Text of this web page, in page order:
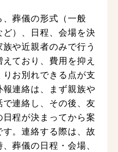
葬儀の形式（一般
）、日程、会場を決
や近親者のみで行う
ており、費用を抑え
お別れできる点が支
連絡は、まず親族や
連絡し、その後、友
程が決まってから案
。連絡する際は、故
葬儀の日程・会場、